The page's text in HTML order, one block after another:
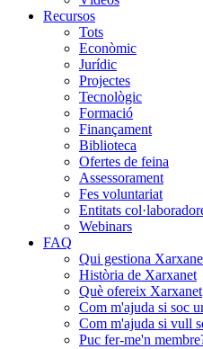
Recursos
Tots
Econòmic
Jurídic
Projectes
Tecnològic
Formació
Finançament
Biblioteca
Ofertes de feina
Assessorament
Fes voluntariat
Entitats
Webinars
FAQ
Qui gestiona
Història de Xarxanet
Què ofereix Xarxanet
Com m'ajuda si soc
Com m'ajuda si vull
Puc fer-me'n